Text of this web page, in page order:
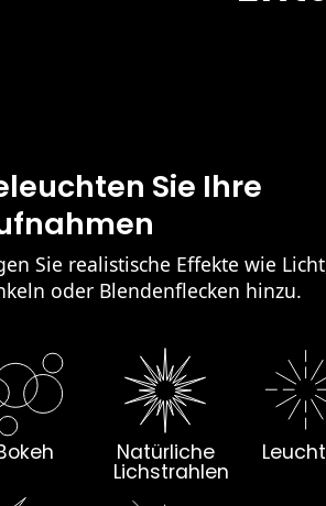
Sie Ihre
Sie realistische Effekte wie
oder Blendenflecken hinzu.
Natürliche
Lichstrahlen